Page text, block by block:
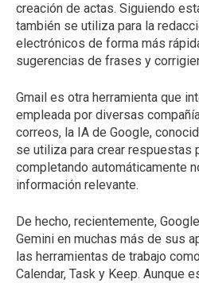
creación de actas. Siguiendo
también se utiliza para la
electrónicos de forma más
sugerencias de frases y
Gmail es otra herramienta que
empleada por diversas
correos, la IA de Google,
se utiliza para crear respuestas
completando automáticamente
información relevante.
De hecho, recientemente,
Gemini en muchas más de sus
las herramientas de trabajo
Calendar, Task y Keep. Aunque